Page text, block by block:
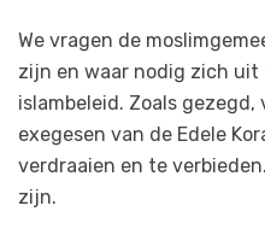
We vragen de
zijn en waar nodig zich
islambeleid. Zoals
exegesen van de Edele
verdraaien en te
zijn.